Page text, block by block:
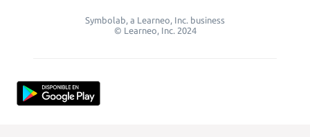
Symbolab, a Learneo, Inc. business
© Learneo, Inc. 2024